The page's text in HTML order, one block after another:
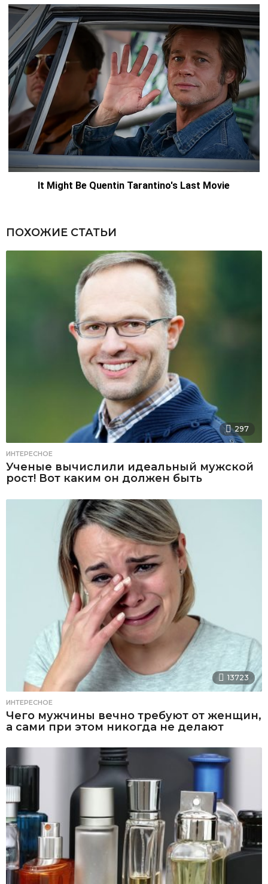
ПОХОЖИЕ СТАТЬИ
297
ИНТЕРЕСНОЕ
Ученые вычислили идеальный мужской
рост! Вот каким он должен быть
13723
ИНТЕРЕСНОЕ
Чего мужчины вечно требуют от женщин,
а сами при этом никогда не делают